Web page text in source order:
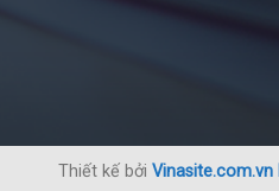
Thiết kế bởi Vinasite.com.vn